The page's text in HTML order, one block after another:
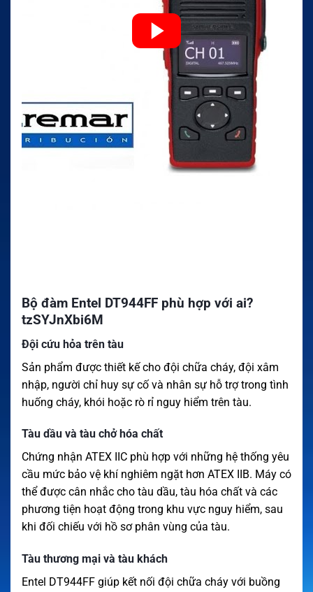
Bộ đàm Entel DT944FF phù hợp với ai?
tzSYJnXbi6M
Đội cứu hỏa trên tàu
Sản phẩm được thiết kế cho đội chữa cháy, đội xâm
nhập, người chỉ huy sự cố và nhân sự hỗ trợ trong tình
huống cháy, khói hoặc rò rỉ nguy hiểm trên tàu.
Tàu dầu và tàu chở hóa chất
Chứng nhận ATEX IIC phù hợp với những hệ thống yêu
cầu mức bảo vệ khí nghiêm ngặt hơn ATEX IIB. Máy có
thể được cân nhắc cho tàu dầu, tàu hóa chất và các
phương tiện hoạt động trong khu vực nguy hiểm, sau
khi đối chiếu với hồ sơ phân vùng của tàu.
Tàu thương mại và tàu khách
Entel DT944FF giúp kết nối đội chữa cháy với buồng